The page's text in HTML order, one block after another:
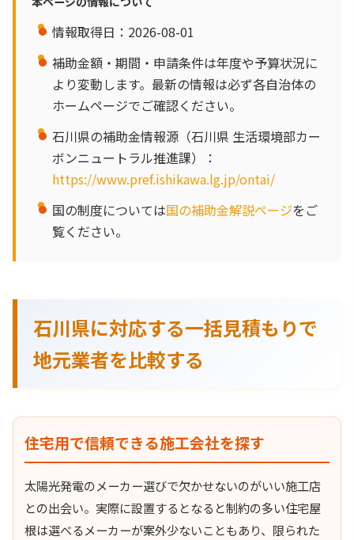
情報取得日：2026-08-01
補助金額・期間・申請条件は年度や予算状況に
より変動します。最新の情報は必ず各自治体の
ホームページでご確認ください。
石川県の補助金情報源（石川県 生活環境部カー
ボンニュートラル推進課）：
https://www.pref.ishikawa.lg.jp/ontai/
国の制度については国の補助金解説ページをご
覧ください。
石川県に対応する一括見積もりで
地元業者を比較する
住宅用で信頼できる施工会社を探す
太陽光発電のメーカー選びで欠かせないのがいい施工店
との出会い。実際に設置するとなると制約の多い住宅屋
根は選べるメーカーが案外少ないこともあり、限られた